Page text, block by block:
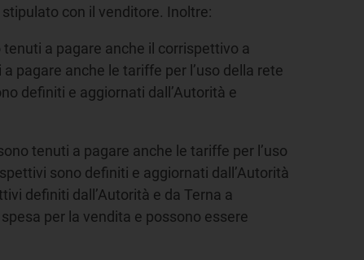
con il venditore. Inoltre:
a pagare anche il corrispettivo a
pagare anche le tariffe per l’uso della rete
definiti e aggiornati dall’Autorità e
tenuti a pagare anche le tariffe per l’uso
sono definiti e aggiornati dall’Autorità
definiti dall’Autorità e da Terna a
per la vendita e possono essere